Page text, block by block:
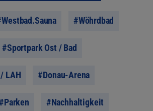
#Wöhrdbad
#Sportpark Ost / Bad
LAH #Donau-Arena
#Nachhaltigkeit